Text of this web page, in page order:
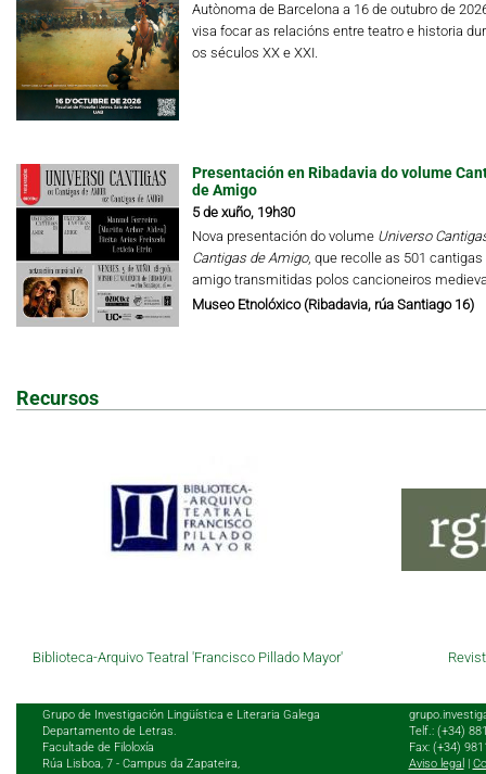
Autònoma de Barcelona a 16 de outubro de
visa focar as relacións entre teatro e historia
os séculos XX e XXI.
Presentación en Ribadavia do volume
de Amigo
5 de xuño, 19h30
Nova presentación do volume Universo
Cantigas de Amigo, que recolle as 501 cantigas
amigo transmitidas polos cancioneiros
Museo Etnolóxico (Ribadavia, rúa Santiago 16)
Recursos
Biblioteca-Arquivo Teatral 'Francisco Pillado Mayor'
Grupo de Investigación Lingüística e Literaria Galega
Departamento de Letras.
Facultade de Filoloxía
Rúa Lisboa, 7 - Campus da Zapateira,
Telf.: (+34)
Fax: (+34)
Aviso legal |